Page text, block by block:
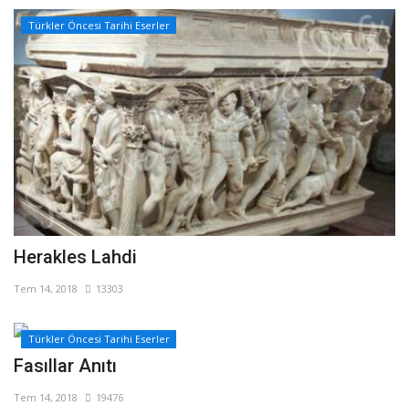
Türkler Öncesi Tarihi Eserler
Herakles Lahdi
Tem 14, 2018 13303
Türkler Öncesi Tarihi Eserler
Fasıllar Anıtı
Tem 14, 2018 19476